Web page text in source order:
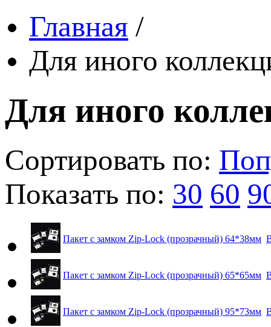
Главная /
Для иного
Для иного
Сортировать по:
Показать по: 30 60
Пакет с замком Zip-Lock (прозрачный) 64*38мм
Пакет с замком Zip-Lock (прозрачный) 65*65мм
Пакет с замком Zip-Lock (прозрачный) 95*73мм